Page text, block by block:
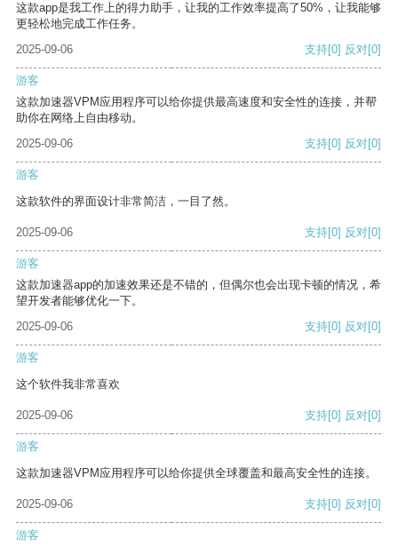
这款app是我工作上的得力助手，让我的工作效率提高了50%，让我能够
更轻松地完成工作任务。
2025-09-06
支持[0] 反对[0]
游客
这款加速器VPM应用程序可以给你提供最高速度和安全性的连接，并帮
助你在网络上自由移动。
2025-09-06
支持[0] 反对[0]
游客
这款软件的界面设计非常简洁，一目了然。
2025-09-06 支持[0] 反对[0]
游客
这款加速器app的加速效果还是不错的，但偶尔也会出现卡顿的情况，希
望开发者能够优化一下。
2025-09-06
支持[0] 反对[0]
游客
这个软件我非常喜欢
2025-09-06 支持[0] 反对[0]
游客
这款加速器VPM应用程序可以给你提供全球覆盖和最高安全性的连接。
2025-09-06 支持[0] 反对[0]
游客